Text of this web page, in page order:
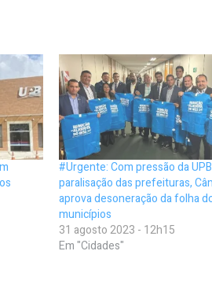
#Urgente: Com pressão da
paralisação das prefeituras,
aprova desoneração da folha
municípios
31 agosto 2023 - 12h15
Em "Cidades"